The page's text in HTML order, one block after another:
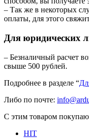
– Так же в некоторых
оплаты, для этого
Для юридических
– Безналичный расчет
свыше 500 рублей.
Подробнее в разделе “
Либо по почте:
С этим товаром
HIT